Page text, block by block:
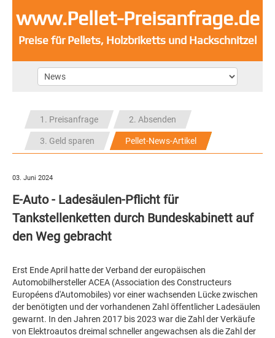
www.Pellet-Preisanfrage.de
Preise für Pellets, Holzbriketts und Hackschnitzel
1. Preisanfrage 2. Absenden
3. Geld sparen Pellet-News-Artikel
03. Juni 2024
E-Auto - Ladesäulen-Pflicht für
Tankstellenketten durch Bundeskabinett auf
den Weg gebracht
Erst Ende April hatte der Verband der europäischen
Automobilhersteller ACEA (Association des Constructeurs
Européens d'Automobiles) vor einer wachsenden Lücke zwischen
der benötigten und der vorhandenen Zahl öffentlicher Ladesäulen
gewarnt. In den Jahren 2017 bis 2023 war die Zahl der Verkäufe
von Elektroautos dreimal schneller angewachsen als die Zahl der